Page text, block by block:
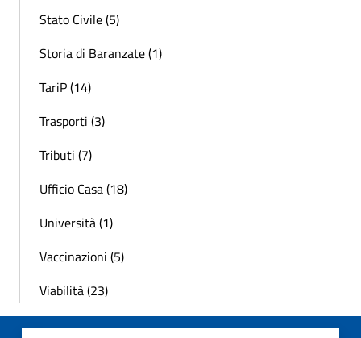
Stato Civile (5)
Storia di Baranzate (1)
TariP (14)
Trasporti (3)
Tributi (7)
Ufficio Casa (18)
Università (1)
Vaccinazioni (5)
Viabilità (23)